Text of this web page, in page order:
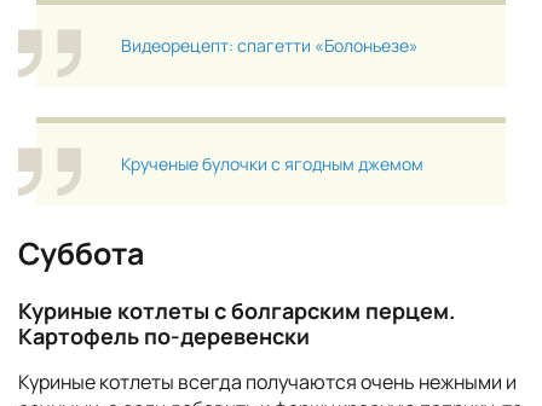
Видеорецепт: спагетти «Болоньезе»
Крученые булочки с ягодным джемом
Суббота
Куриные котлеты с болгарским перцем.
Картофель по-деревенски
Куриные котлеты всегда получаются очень нежными и